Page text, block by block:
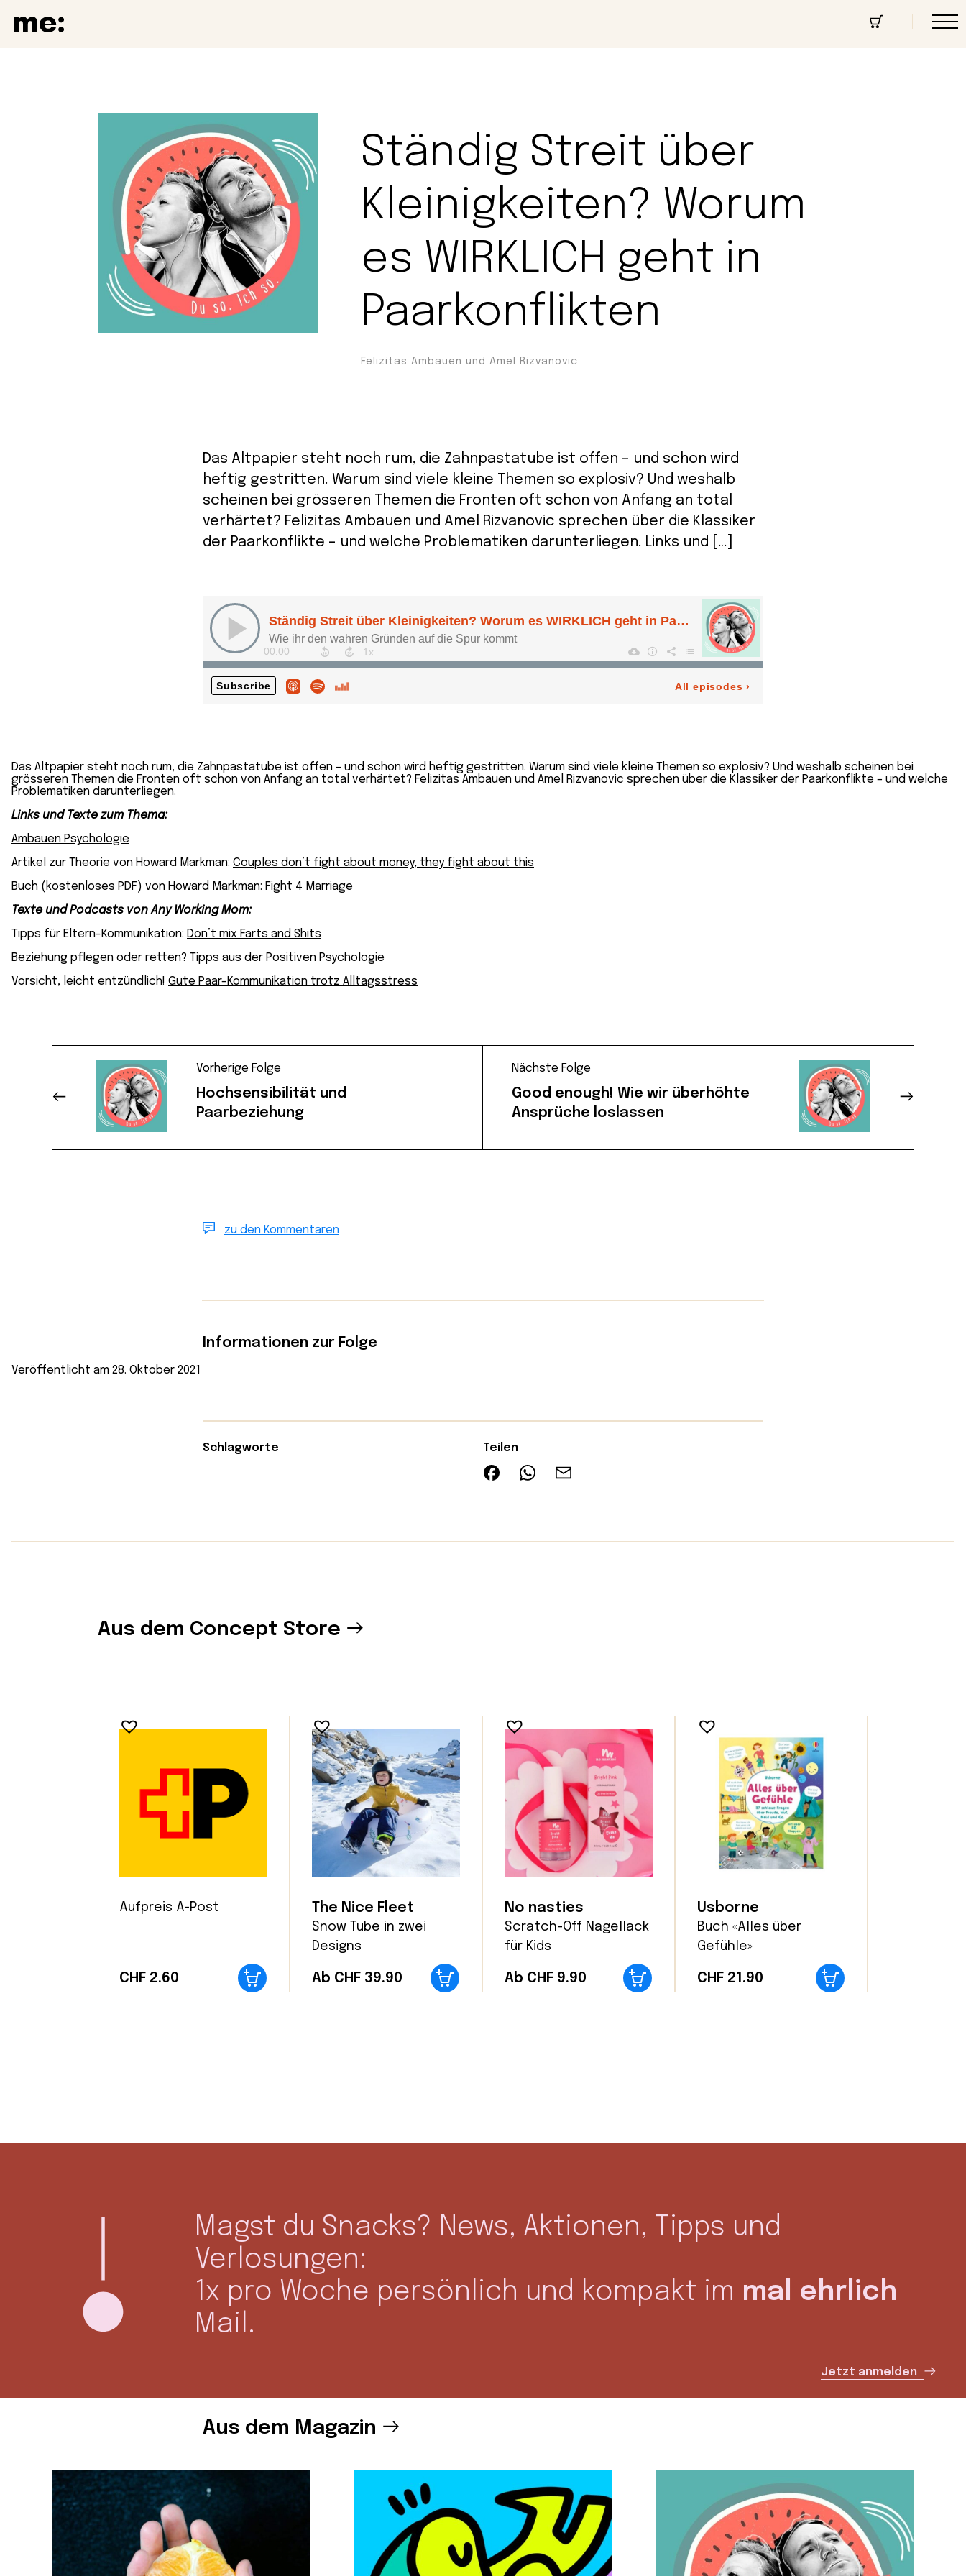
Community
Ständig Streit über
Kleinigkeiten? Worum
es WIRKLICH geht in
Paarkonflikten
Felizitas Ambauen und Amel Rizvanovic
Das Altpapier steht noch rum, die Zahnpastatube ist offen – und schon wird
heftig gestritten. Warum sind viele kleine Themen so explosiv? Und weshalb
scheinen bei grösseren Themen die Fronten oft schon von Anfang an total
verhärtet? Felizitas Ambauen und Amel Rizvanovic sprechen über die Klassiker
der Paarkonflikte – und welche Problematiken darunterliegen. Links und […]
Das Altpapier steht noch rum, die Zahnpastatube ist offen – und schon wird heftig gestritten. Warum sind viele kleine Themen so explosiv? Und weshalb scheinen bei
grösseren Themen die Fronten oft schon von Anfang an total verhärtet? Felizitas Ambauen und Amel Rizvanovic sprechen über die Klassiker der Paarkonflikte – und welche
Problematiken darunterliegen.
Links und Texte zum Thema:
Ambauen Psychologie
Artikel zur Theorie von Howard Markman: Couples don’t fight about money, they fight about this
Buch (kostenloses PDF) von Howard Markman: Fight 4 Marriage
Texte und Podcasts von Any Working Mom:
Tipps für Eltern-Kommunikation: Don’t mix Farts and Shits
Beziehung pflegen oder retten? Tipps aus der Positiven Psychologie
Vorsicht, leicht entzündlich! Gute Paar-Kommunikation trotz Alltagsstress
Vorherige Folge
Hochsensibilität und
Paarbeziehung
Nächste Folge
Good enough! Wie wir überhöhte
Ansprüche loslassen
zu den Kommentaren
Informationen zur Folge
Veröffentlicht am 28. Oktober 2021
Schlagworte Teilen
Aus dem Concept Store
Aufpreis A-Post
CHF 2.60
The Nice Fleet
Snow Tube in zwei
Designs
Ab CHF 39.90
No nasties
Scratch-Off Nagellack
für Kids
Ab CHF 9.90
Usborne
Buch «Alles über
Gefühle»
CHF 21.90
Magst du Snacks? News, Aktionen, Tipps und
Verlosungen:
1x pro Woche persönlich und kompakt im mal ehrlich
Mail.
Jetzt anmelden
Aus dem Magazin